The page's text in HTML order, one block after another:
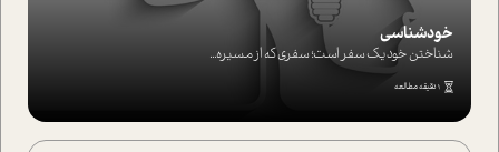
خودشناسی
شناختن خود یک سفر است؛ سفری که از مسیره...
1 دقیقه مطالعه